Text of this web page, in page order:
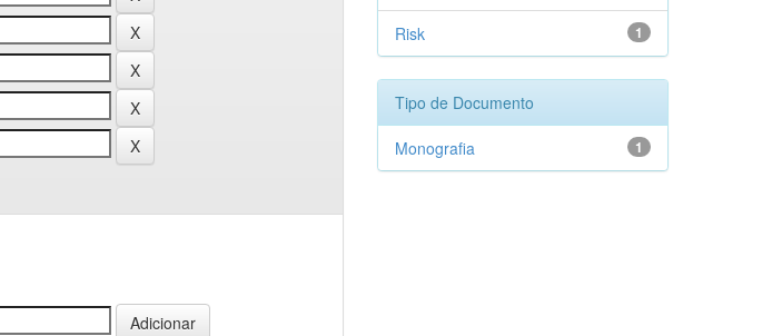
1
Risk
Tipo de Documento
1
Monografia